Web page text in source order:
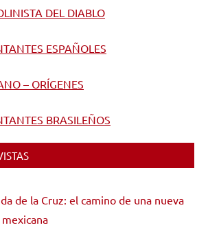
DEL DIABLO
ESPAÑOLES
– ORÍGENES
BRASILEÑOS
de la Cruz: el camino de una nueva